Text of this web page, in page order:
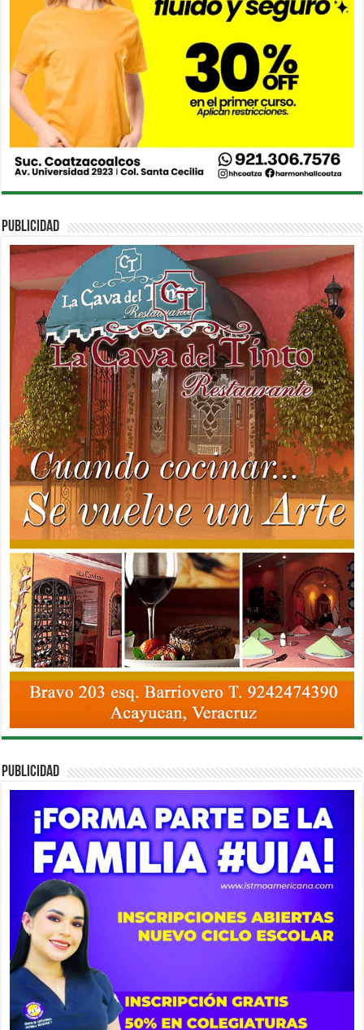
PUBLICIDAD
PUBLICIDAD